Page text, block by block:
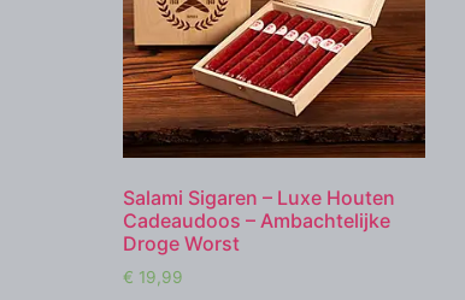
Salami Sigaren – Luxe Houten
Cadeaudoos – Ambachtelijke
Droge Worst
€ 19,99